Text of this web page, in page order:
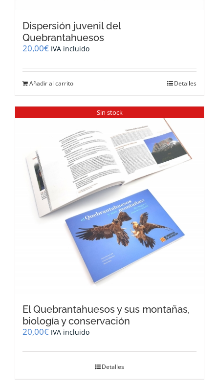
Dispersión juvenil del
Quebrantahuesos
20,00€ IVA incluido
Añadir al carrito Detalles
Sin stock
El Quebrantahuesos y sus montañas,
biología y conservación
20,00€ IVA incluido
Detalles